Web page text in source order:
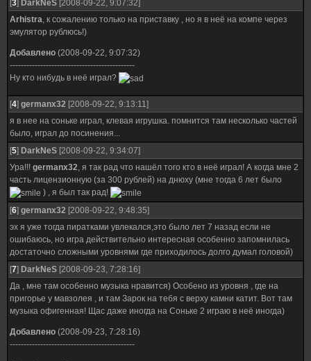
[3] DarkNeS [2008-09-22, 9:07:32]
Arhistra, к сожалению только на приставку , но я в неё на компе через
эмулятор рублюсь!)
Добавлено (2008-09-22, 9:07:32)
---------------------------------------------
Ну кто нибудь в неё играл?
[4] germanx32 [2008-09-22, 9:13:11]
я в нее на соньке играл, клевая игрушка. помнится там несколько частей
было, играл до посинения...
[5] DarkNeS [2008-09-22, 9:34:07]
Ура!!! germanx32, я так рад что нашёл того кто в неё играл! А когда мне 2
часть лицензионную (за 300 рублей) на днюху (мне тогда 6 лет было
) , я был так рад!
[6] germanx32 [2008-09-22, 9:48:35]
эх я уже тогда пиратками увлекался,это было лет 7 назад если не
ошибаюсь, но игра действительно интересная особенно запомнилась
достаточно сложными уровнями где приходилось долго думал головой)
[7] DarkNeS [2008-09-23, 7:28:16]
Да , мне там особенно музыка нравится) Особено из уровня , где на
пригорье у мавзолея , и там Зарок на тебя с верху камни катит. Вот там
музыка офигенная! Щас даже иногда на Соньке 2 играю в неё иногда)
Добавлено (2008-09-23, 7:28:16)
---------------------------------------------